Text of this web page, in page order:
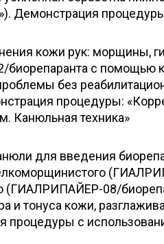
Демонстрация
кожи рук: морщины,
с помощью
без
процедуры:
Канюльная техника»
для введения
(ГИАЛРИПАЙЕР-08/
и тонуса кожи,
процедуры с